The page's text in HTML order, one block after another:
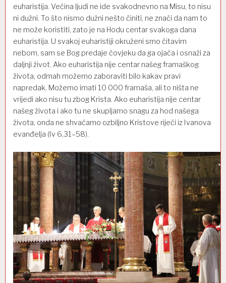
euharistija. Većina ljudi ne ide svakodnevno na Misu, to nisu
ni dužni. To što nismo dužni nešto činiti, ne znači da nam to
ne može koristiti, zato je na Hodu centar svakoga dana
euharistija. U svakoj euharistiji okruženi smo čitavim
nebom, sam se Bog predaje čovjeku da ga ojača i osnaži za
daljnji život. Ako euharistija nije centar našeg framaškog
života, odmah možemo zaboraviti bilo kakav pravi
napredak. Možemo imati 10 000 framaša, ali to ništa ne
vrijedi ako nisu tu zbog Krista. Ako euharistija nije centar
našeg života i ako tu ne skupljamo snagu za hod našega
života, onda ne shvaćamo ozbiljno Kristove riječi iz Ivanova
evanđelja (Iv 6,31–58).